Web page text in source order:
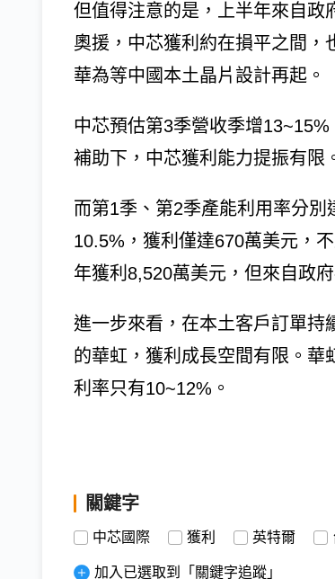
但值得注意的是，上半年來自政
奧援，中芯獲利約在損平之間，
華為等中國本土晶片設計再起。
中芯預估第3季營收季增
補助下，中芯獲利能力提振有限
而第1季、第2季產能利用率分
10.5%，獲利僅達670萬美元，
年獲利8,520萬美元，但來自政
進一步來看，在本土客戶訂單持
的華虹，獲利成長空間有限。華
利率只有10~12%。
關鍵字
中芯國際 獲利 英特爾
加入已選取到「關鍵字追蹤」